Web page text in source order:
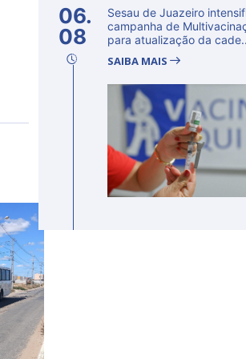
06.
08
Sesau de Juazeiro
campanha de
para atualização da
SAIBA MAIS